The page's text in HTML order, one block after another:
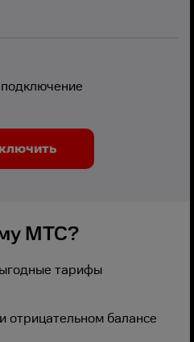
МТС?
тарифы
отрицательном балансе